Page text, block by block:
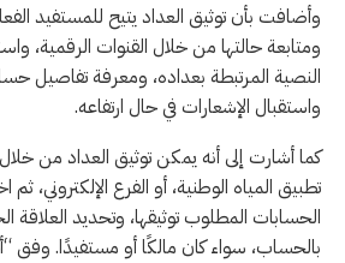
وأضافت بأن توثيق العداد يتيح للمستفيد
ومتابعة حالتها من خلال القنوات الرقمية،
النصية المرتبطة بعداده، ومعرفة تفاصيل
واستقبال الإشعارات في حال ارتفاعه.
كما أشارت إلى أنه يمكن توثيق العداد من
تطبيق المياه الوطنية، أو الفرع الإلكتروني، ثم
الحسابات المطلوب توثيقها، وتحديد العلاقة
بالحساب، سواء كان مالكًا أو مستفيدًا. وفق